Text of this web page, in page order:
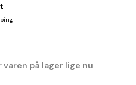
på lager lige nu